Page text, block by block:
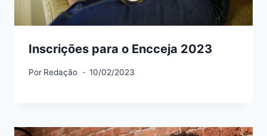
Inscrições para o Encceja 2023
Por Redação 10/02/2023